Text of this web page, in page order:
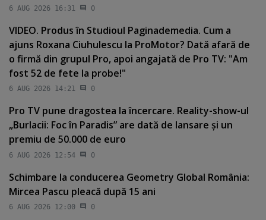
6 AUG 2026 16:31 0
VIDEO. Produs în Studioul Paginademedia. Cum a
ajuns Roxana Ciuhulescu la ProMotor? Dată afară de
o firmă din grupul Pro, apoi angajată de Pro TV: "Am
fost 52 de fete la probe!"
6 AUG 2026 14:21 0
Pro TV pune dragostea la încercare. Reality-show-ul
„Burlacii: Foc în Paradis” are dată de lansare şi un
premiu de 50.000 de euro
6 AUG 2026 12:54 0
Schimbare la conducerea Geometry Global România:
Mircea Pascu pleacă după 15 ani
6 AUG 2026 12:00 0